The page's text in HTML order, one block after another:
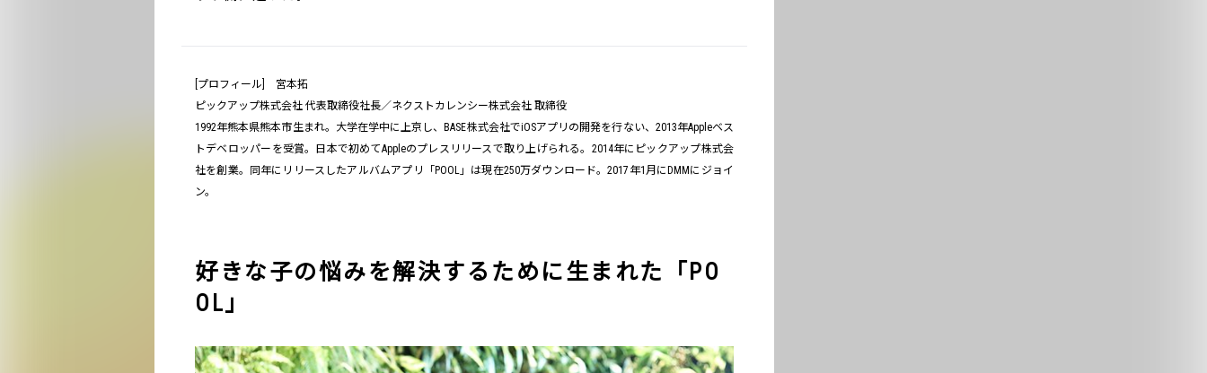
[プロフィール] 宮本拓
ピックアップ株式会社 代表取締役社長／ネクストカレンシー株式会社 取締役
1992年熊本県熊本市生まれ。大学在学中に上京し、BASE株式会社でiOSアプリの開発を行ない、2013年Appleベス
トデベロッパーを受賞。日本で初めてAppleのプレスリリースで取り上げられる。2014年にピックアップ株式会
社を創業。同年にリリースしたアルバムアプリ「POOL」は現在250万ダウンロード。2017年1月にDMMにジョイ
ン。
好きな子の悩みを解決するために生まれた「PO
OL」